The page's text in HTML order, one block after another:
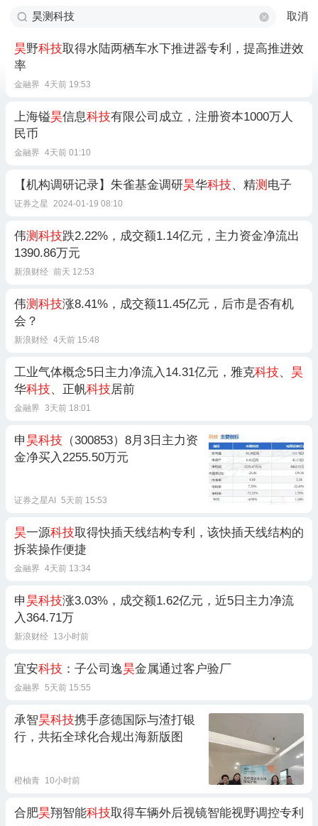
取消
昊野科技取得水陆两栖车水下推进器专利，提高推进效
率
金融界 4天前 19:53
上海镒昊信息科技有限公司成立，注册资本1000万人
民币
金融界 4天前 01:10
【机构调研记录】朱雀基金调研昊华科技、精测 电子
证券之星 2024-01-19 08:10
伟测科技跌2.22%，成交额1.14亿元，主力资金净流出
1390.86万元
新浪财经 前天 12:53
伟测科技涨8.41%，成交额11.45亿元，后市是否有机
会？
新浪财经 4天前 15:48
工业气体概念5日主力净流入14.31亿元，雅克科技、 昊
华科技、正帆科技居前
金融界 3天前 18:01
申 昊科技 （300853）8月3日主力资
金净买入2255.50万元
证券之星AI 5天前 15:53
昊一源科技取得快插天线结构专利，该快插天线结构的
拆装操作便捷
金融界 4天前 13:34
申 昊科技涨3.03%，成交额1.62亿元，近5日主力净流
入364.71万
新浪财经 13小时前
宜安科技 ：子公司逸昊金属通过客户验厂
金融界 5天前 15:55
承智昊科技携手彦德国际与渣打银
行，共拓全球化合规出海新版图
橙柚青 10小时前
合肥昊翔智能科技取得车辆外后视镜智能视野调控专利